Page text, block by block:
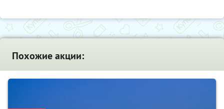
Похожие акции: